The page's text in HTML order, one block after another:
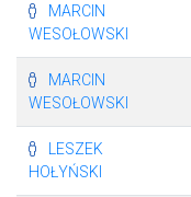
MARCIN
WESOŁOWSKI
MARCIN
WESOŁOWSKI
LESZEK
HOŁYŃSKI